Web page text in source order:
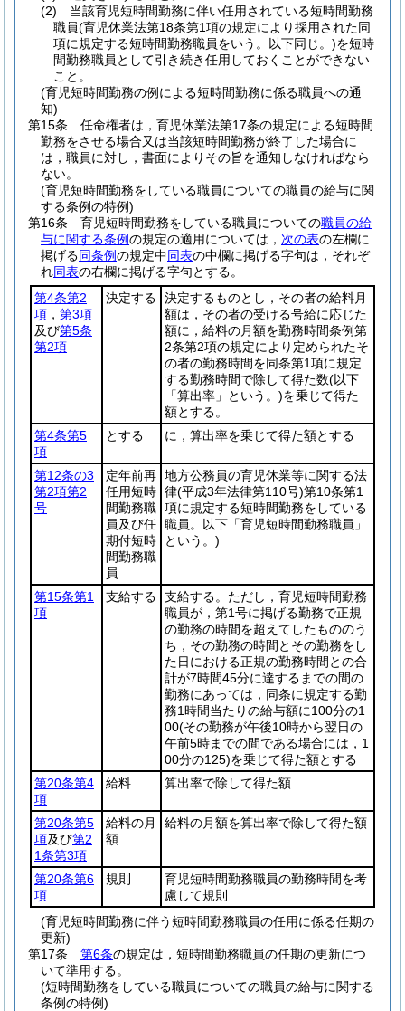
(2)
当該育児短時間勤務に伴い任用されている短時間勤務
職員(育児休業法第18条第1項の規定により採用された同
項に規定する短時間勤務職員をいう。以下同じ。)を短時
間勤務職員として引き続き任用しておくことができない
こと。
(育児短時間勤務の例による短時間勤務に係る職員への通
知)
第15条
任命権者は，育児休業法第17条の規定による短時間
勤務をさせる場合又は当該短時間勤務が終了した場合に
は，職員に対し，書面によりその旨を通知しなければなら
ない。
(育児短時間勤務をしている職員についての職員の給与に関
する条例の特例)
第16条
育児短時間勤務をしている職員についての職員の給
与に関する条例の規定の適用については， 次の表の左欄に
掲げる同条例の規定中同表の中欄に掲げる字句は，それぞ
れ同表の右欄に掲げる字句とする。
第4条第2
項 ， 第3項
及び第5条
第2項
決定する
決定するものとし，その者の給料月
額は，その者の受ける号給に応じた
額に，給料の月額を勤務時間条例第
2条第2項の規定により定められたそ
の者の勤務時間を同条第1項に規定
する勤務時間で除して得た数(以下
「算出率」という。)を乗じて得た
額とする。
第4条第5
項
とする に，算出率を乗じて得た額とする
第12条の3
第2項第2
号
定年前再
任用短時
間勤務職
員及び任
期付短時
間勤務職
員
地方公務員の育児休業等に関する法
律(平成3年法律第110号)第10条第1
項に規定する短時間勤務をしている
職員。以下「育児短時間勤務職員」
という。)
第15条第1
項
支給する
支給する。ただし，育児短時間勤務
職員が，第1号に掲げる勤務で正規
の勤務の時間を超えてしたもののう
ち，その勤務の時間とその勤務をし
た日における正規の勤務時間との合
計が7時間45分に達するまでの間の
勤務にあっては，同条に規定する勤
務1時間当たりの給与額に100分の1
00(その勤務が午後10時から翌日の
午前5時までの間である場合には，1
00分の125)を乗じて得た額とする
第20条第4
項
給料 算出率で除して得た額
第20条第5
項及び第2
1条第3項
給料の月
額
給料の月額を算出率で除して得た額
第20条第6
項
規則
育児短時間勤務職員の勤務時間を考
慮して規則
(育児短時間勤務に伴う短時間勤務職員の任用に係る任期の
更新)
第17条
第6条の規定は，短時間勤務職員の任期の更新につ
いて準用する。
(短時間勤務をしている職員についての職員の給与に関する
条例の特例)